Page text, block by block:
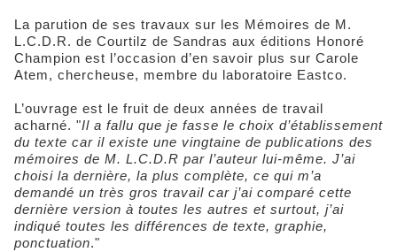
La parution de ses travaux sur les Mémoires de M.
L.C.D.R. de Courtilz de Sandras aux éditions Honoré
Champion est l’occasion d’en savoir plus sur Carole
Atem, chercheuse, membre du laboratoire Eastco.
L’ouvrage est le fruit de deux années de travail
acharné. "Il a fallu que je fasse le choix d’établissement
du texte car il existe une vingtaine de publications des
mémoires de M. L.C.D.R par l’auteur lui-même. J’ai
choisi la dernière, la plus complète, ce qui m’a
demandé un très gros travail car j’ai comparé cette
dernière version à toutes les autres et surtout, j’ai
indiqué toutes les différences de texte, graphie,
ponctuation."